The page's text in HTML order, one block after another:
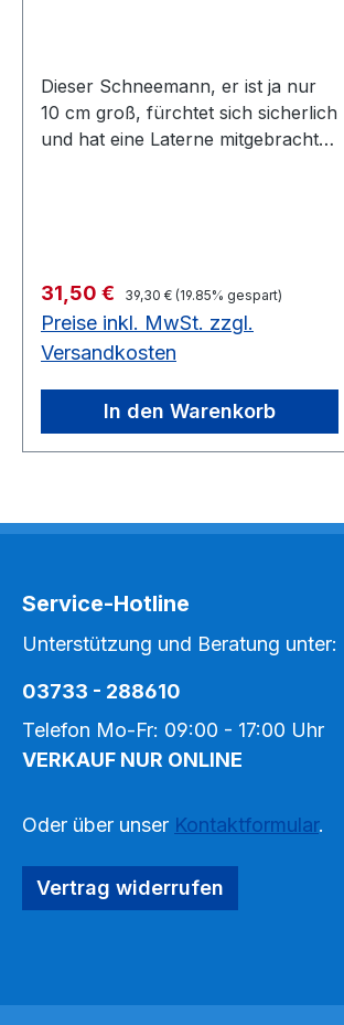
Dieser Schneemann, er ist ja nur
10 cm groß, fürchtet sich sicherlich
und hat eine Laterne mitgebracht.
Verkaufspreis:
31,50 € Regulärer Preis:
39,30 € (19.85% gespart)
Preise inkl. MwSt. zzgl.
Versandkosten
In den Warenkorb
Service-Hotline
Unterstützung und Beratung unter:
03733 - 288610
Telefon Mo-Fr: 09:00 - 17:00 Uhr
VERKAUF NUR ONLINE
Oder über unser Kontaktformular.
Vertrag widerrufen